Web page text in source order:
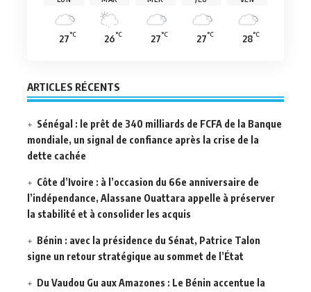
27°C 26°C 27°C 27°C 28°C
ARTICLES RÉCENTS
Sénégal : le prêt de 340 milliards de FCFA de la Banque
mondiale, un signal de confiance après la crise de la
dette cachée
Côte d’Ivoire : à l’occasion du 66e anniversaire de
l’indépendance, Alassane Ouattara appelle à préserver
la stabilité et à consolider les acquis
Bénin : avec la présidence du Sénat, Patrice Talon
signe un retour stratégique au sommet de l’État
Du Vaudou Gu aux Amazones : Le Bénin accentue la